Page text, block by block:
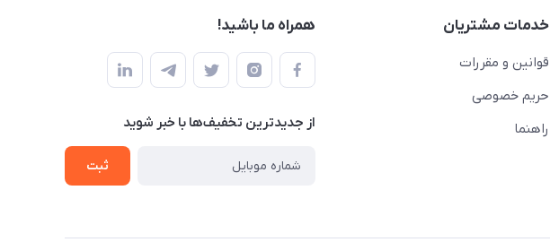
خدمات مشتریان
قوانین و مقررات
حریم خصوصی
راهنما
همراه ما باشید!
از جدید‌ترین تخفیف‌ها با‌ خبر شوید
ثبت